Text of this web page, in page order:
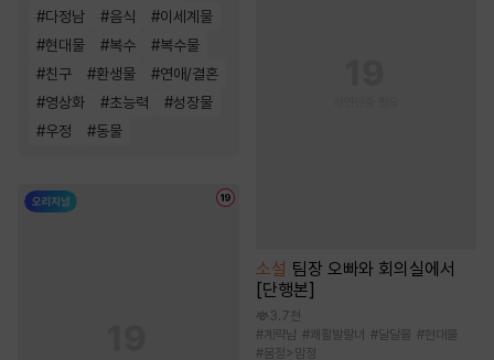
#다정남 #음식 #이세계물
#현대물 #복수 #복수물
#친구 #환생물 #연애/결혼
#영상화 #초능력 #성장물
#우정 #동물
소설 팀장 오빠와 회의실에서
[단행본]
3.7천
#계략남 #쾌활발랄녀 #달달물 #현대물
#몸정>맘정